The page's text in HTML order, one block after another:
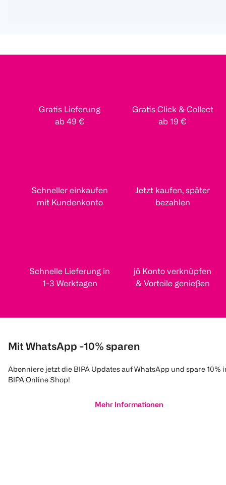
Gratis Lieferung
ab 49 €
Gratis Click & Collect
ab 19 €
Schneller einkaufen
mit Kundenkonto
Jetzt kaufen, später
bezahlen
Schnelle Lieferung in
1-3 Werktagen
jö Konto verknüpfen
& Vorteile genießen
Mit WhatsApp -10% sparen
Abonniere jetzt die BIPA Updates auf WhatsApp und spare 10%
BIPA Online Shop!
Mehr Informationen